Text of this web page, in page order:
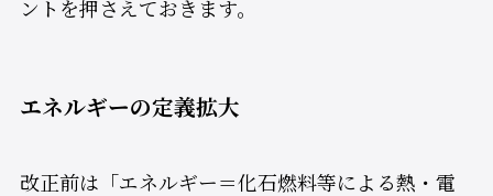
ントを押さえておきます。
エネルギーの定義拡大
改正前は「エネルギー＝化石燃料等による熱・電